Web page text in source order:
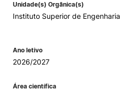
Unidade(s) Orgânica(s)
Instituto Superior de Engenharia
Ano letivo
2026/2027
Área científica